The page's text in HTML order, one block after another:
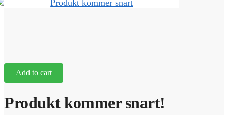
Add to cart
Produkt kommer snart!